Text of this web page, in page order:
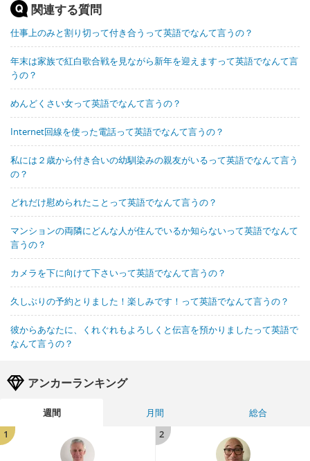
関連する質問
仕事上のみと割り切って付き合うって英語でなんて言うの？
年末は家族で紅白歌合戦を見ながら新年を迎えますって英語でなんて言
うの？
めんどくさい女って英語でなんて言うの？
Internet回線を使った電話って英語でなんて言うの？
私には２歳から付き合いの幼馴染みの親友がいるって英語でなんて言う
の？
どれだけ慰められたことって英語でなんて言うの？
マンションの両隣にどんな人が住んでいるか知らないって英語でなんて
言うの？
カメラを下に向けて下さいって英語でなんて言うの？
久しぶりの予約とりました！楽しみです！って英語でなんて言うの？
彼からあなたに、くれぐれもよろしくと伝言を預かりましたって英語で
なんて言うの？
アンカーランキング
週間 月間
総合
1
2